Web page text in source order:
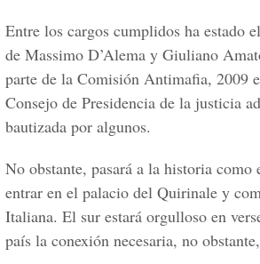
Entre los cargos cumplidos ha estado
de Massimo D’Alema y Giuliano
parte de la Comisión Antimafia, 2009
Consejo de Presidencia de la justicia
bautizada por algunos.
No obstante, pasará a la historia
entrar en el palacio del Quirinale y
Italiana. El sur estará orgulloso en
país la conexión necesaria, no